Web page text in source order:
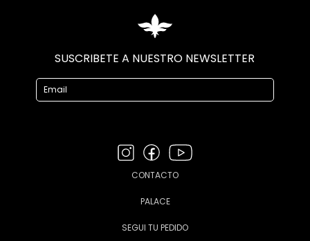
SUSCRIBETE A NUESTRO NEWSLETTER
CONTACTO
PALACE
SEGUI TU PEDIDO